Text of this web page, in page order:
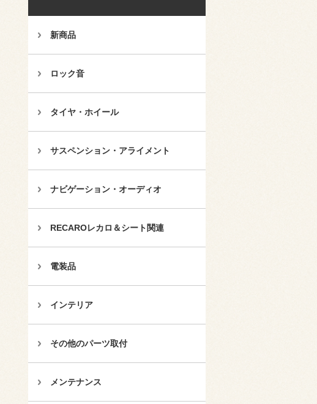
新商品
ロック音
タイヤ・ホイール
サスペンション・アライメント
ナビゲーション・オーディオ
RECAROレカロ＆シート関連
電装品
インテリア
その他のパーツ取付
メンテナンス